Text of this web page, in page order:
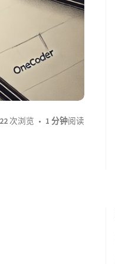
次浏览 1 分钟阅读